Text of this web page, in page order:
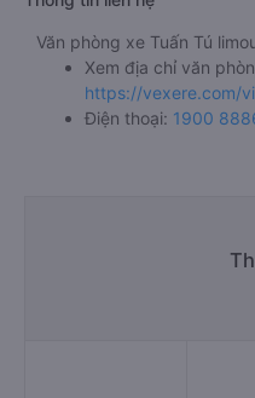
Văn phòng xe Tuấn Tú
Xem địa chỉ văn
https://vexere.com/
Điện thoại: 1900